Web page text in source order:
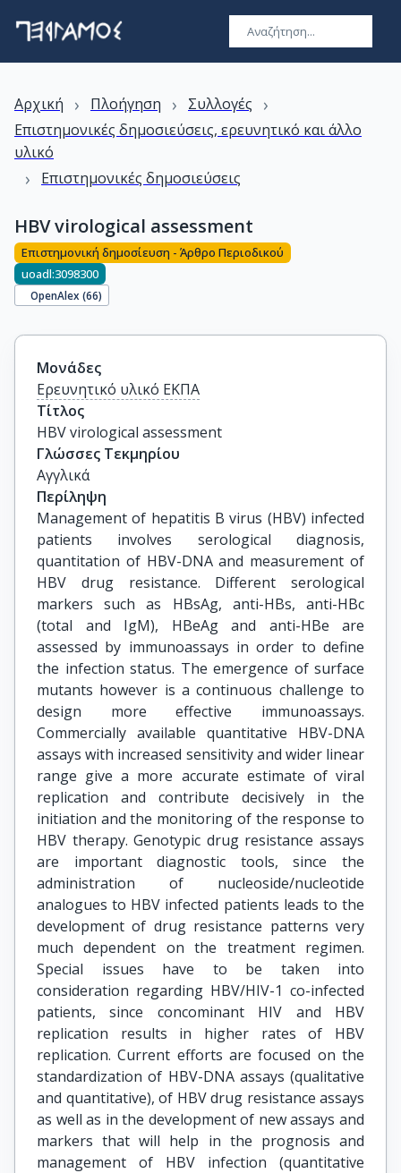
Αρχική › Πλοήγηση › Συλλογές ›
Επιστημονικές δημοσιεύσεις, ερευνητικό και άλλο
υλικό
› Επιστημονικές δημοσιεύσεις
HBV virological assessment
Επιστημονική δημοσίευση - Άρθρο Περιοδικού
uoadl:3098300
OpenAlex (66)
Μονάδες
Ερευνητικό υλικό ΕΚΠΑ
Τίτλος
HBV virological assessment
Γλώσσες Τεκμηρίου
Αγγλικά
Περίληψη
Management of hepatitis B virus (HBV) infected
patients involves serological diagnosis,
quantitation of HBV-DNA and measurement of
HBV drug resistance. Different serological
markers such as HBsAg, anti-HBs, anti-HBc
(total and IgM), HBeAg and anti-HBe are
assessed by immunoassays in order to define
the infection status. The emergence of surface
mutants however is a continuous challenge to
design more effective immunoassays.
Commercially available quantitative HBV-DNA
assays with increased sensitivity and wider linear
range give a more accurate estimate of viral
replication and contribute decisively in the
initiation and the monitoring of the response to
HBV therapy. Genotypic drug resistance assays
are important diagnostic tools, since the
administration of nucleoside/nucleotide
analogues to HBV infected patients leads to the
development of drug resistance patterns very
much dependent on the treatment regimen.
Special issues have to be taken into
consideration regarding HBV/HIV-1 co-infected
patients, since concominant HIV and HBV
replication results in higher rates of HBV
replication. Current efforts are focused on the
standardization of HBV-DNA assays (qualitative
and quantitative), of HBV drug resistance assays
as well as in the development of new assays and
markers that will help in the prognosis and
management of HBV infection (quantitative